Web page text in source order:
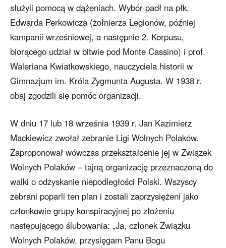
służyli pomocą w dążeniach. Wybór padł na płk.
Edwarda Perkowicza (żołnierza Legionów, później
kampanii wrześniowej, a następnie 2. Korpusu,
biorącego udział w bitwie pod Monte Cassino) i prof.
Waleriana Kwiatkowskiego, nauczyciela historii w
Gimnazjum im. Króla Zygmunta Augusta. W 1938 r.
obaj zgodzili się pomóc organizacji.
W dniu 17 lub 18 września 1939 r. Jan Kazimierz
Mackiewicz zwołał zebranie Ligi Wolnych Polaków.
Zaproponował wówczas przekształcenie jej w Związek
Wolnych Polaków – tajną organizację przeznaczoną do
walki o odzyskanie niepodległości Polski. Wszyscy
zebrani poparli ten plan i zostali zaprzysiężeni jako
członkowie grupy konspiracyjnej po złożeniu
następującego ślubowania: „Ja, członek Związku
Wolnych Polaków, przysięgam Panu Bogu